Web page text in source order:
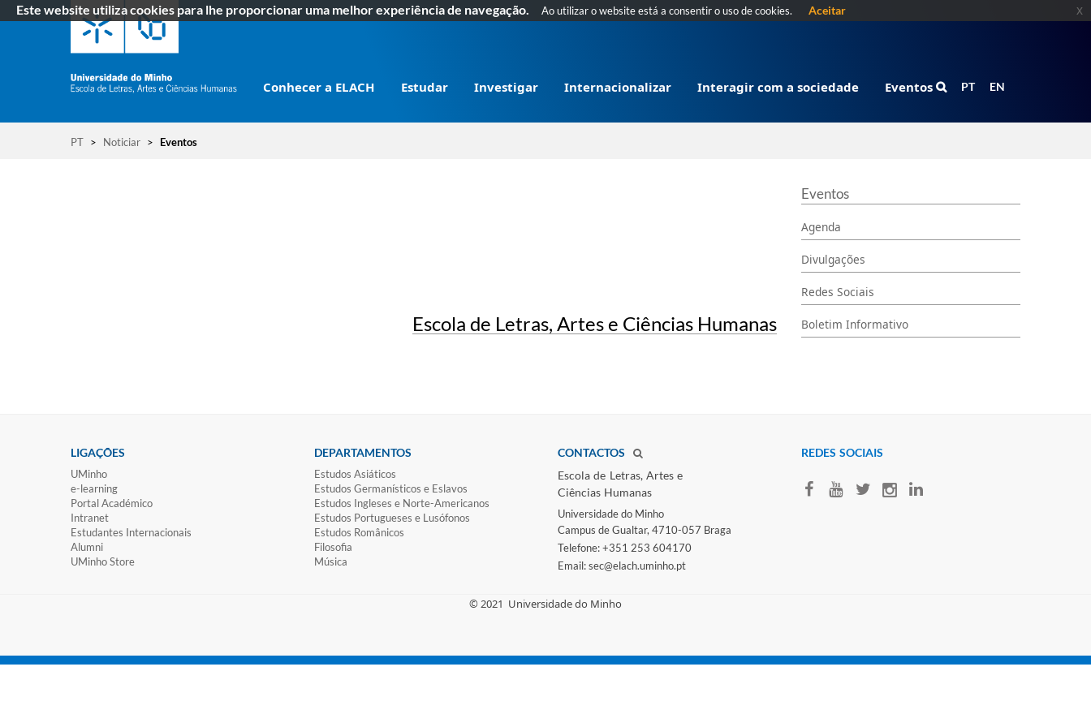
Conhecer a ELACH Estudar Investigar Internacionalizar Interagir com a sociedade Eventos EN
PT
PT > Noticiar > Eventos
Escola de Letras, Artes e Ciências Humanas
Eventos
Agenda
Divulgações
Redes Sociais
Boletim Informativo
LIGAÇÕES
UMinho
e-learning
Portal Académico
Intranet
Estudantes Inter​​nacionais
Alumni
UMinho Store
DEPARTAMENTOS
Estudos Asiáticos
Estudos Germanísticos e Eslavos
Estudos Ingleses e Norte-​Americanos
Estudos Portugueses e Lusófonos
Estudos Românicos
Filosofia
Música
CONTACTOS
Escola de Letras, Artes e
Ciências Humanas
Universidade do Minho​
Campus de Gualtar, 4710-057 Braga
Telefone: +351 253 604170
Email: sec@elach.uminho.pt​
REDES SOCIAI​S
© 2021 Universidade do Minho
Este website utiliza cookies para lhe proporcionar uma melhor experiência de navegação. Ao utilizar o website está a consentir o uso de cookies. Aceitar x